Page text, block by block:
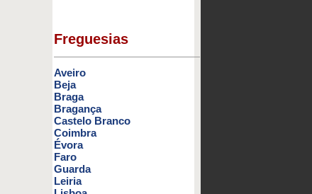
Freguesias
Aveiro
Beja
Braga
Bragança
Castelo Branco
Coimbra
Évora
Faro
Guarda
Leiria